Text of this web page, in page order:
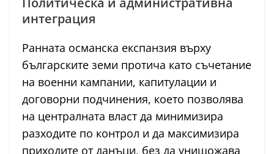
интеграция
Ранната османска експанзия върху
българските земи протича като съчетание
на военни кампании, капитулации и
договорни подчинения, което позволява
на централната власт да минимизира
разходите по контрол и да максимизира
приходите от данъци, без да унищожава